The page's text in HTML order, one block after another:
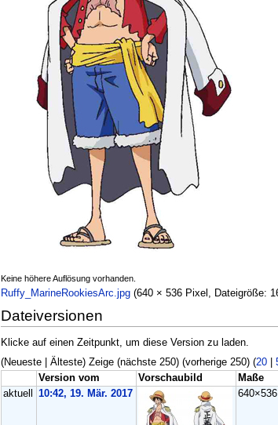
Keine höhere Auflösung vorhanden.
Ruffy_MarineRookiesArc.jpg (640 × 536 Pixel, Dateigröße:
Dateiversionen
Klicke auf einen Zeitpunkt, um diese Version zu laden.
(Neueste | Älteste) Zeige (nächste 250) (vorherige 250) (20|
Version vom
Vorschaubild Maße
aktuell
10:42, 19. Mär. 2017